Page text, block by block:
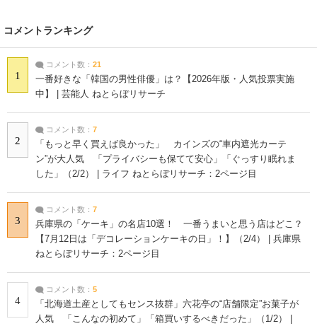
コメントランキング
1
コメント数： 21
一番好きな「韓国の男性俳優」は？【2026年版・人気投票実施
中】 | 芸能人 ねとらぼリサーチ
2
コメント数： 7
「もっと早く買えば良かった」 カインズの“車内遮光カーテ
ン”が大人気 「プライバシーも保てて安心」「ぐっすり眠れま
した」（2/2） | ライフ ねとらぼリサーチ：2ページ目
3
コメント数： 7
兵庫県の「ケーキ」の名店10選！ 一番うまいと思う店はどこ？
【7月12日は「デコレーションケーキの日」！】（2/4） | 兵庫県
ねとらぼリサーチ：2ページ目
4
コメント数： 5
「北海道土産としてもセンス抜群」六花亭の“店舗限定”お菓子が
人気 「こんなの初めて」「箱買いするべきだった」（1/2） |